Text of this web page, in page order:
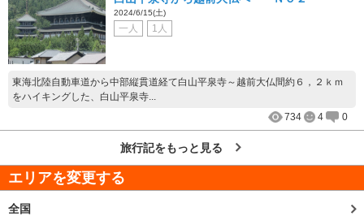
2024/6/15(土)
一人 1人
東海北陸自動車道から中部縦貫道経て白山平泉寺～越前大仏間約６，２ｋｍ
をハイキングした、白山平泉寺...
734
4 0
旅行記をもっと見る
エリアを変更する
全国